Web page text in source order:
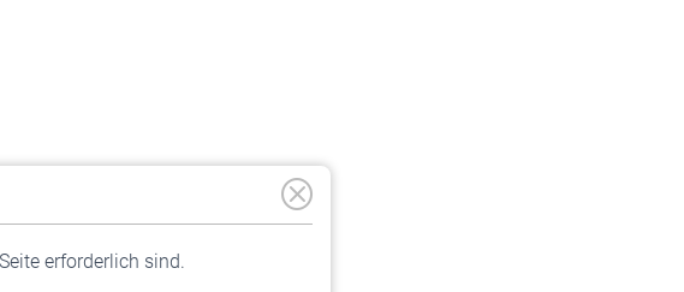
erforderlich sind.